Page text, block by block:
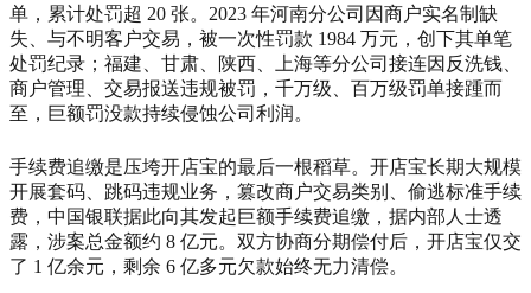
单，累计处罚超 20 张。2023 年河南分公司因商户实名制缺
失、与不明客户交易，被一次性罚款 1984 万元，创下其单笔
处罚纪录；福建、甘肃、陕西、上海等分公司接连因反洗钱、
商户管理、交易报送违规被罚，千万级、百万级罚单接踵而
至，巨额罚没款持续侵蚀公司利润。
手续费追缴是压垮开店宝的最后一根稻草。开店宝长期大规模
开展套码、跳码违规业务，篡改商户交易类别、偷逃标准手续
费，中国银联据此向其发起巨额手续费追缴，据内部人士透
露，涉案总金额约 8 亿元。双方协商分期偿付后，开店宝仅交
了 1 亿余元，剩余 6 亿多元欠款始终无力清偿。